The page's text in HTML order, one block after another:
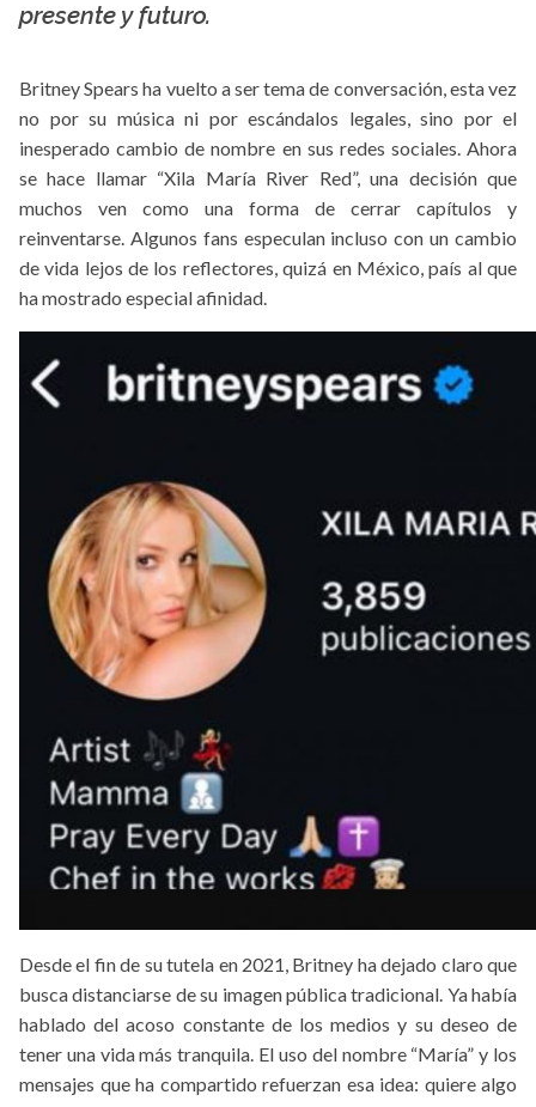
presente y futuro.
Britney Spears ha vuelto a ser tema de conversación, esta vez
no por su música ni por escándalos legales, sino por el
inesperado cambio de nombre en sus redes sociales. Ahora
se hace llamar “Xila María River Red”, una decisión que
muchos ven como una forma de cerrar capítulos y
reinventarse. Algunos fans especulan incluso con un cambio
de vida lejos de los reflectores, quizá en México, país al que
ha mostrado especial afinidad.
Desde el fin de su tutela en 2021, Britney ha dejado claro que
busca distanciarse de su imagen pública tradicional. Ya había
hablado del acoso constante de los medios y su deseo de
tener una vida más tranquila. El uso del nombre “María” y los
mensajes que ha compartido refuerzan esa idea: quiere algo